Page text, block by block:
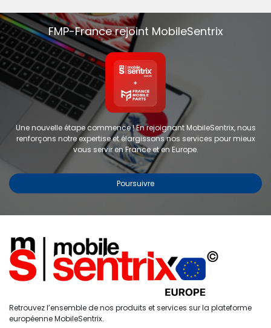
Étiquettes
Accueil Recherche
0
Compte
FMP-France rejoint MobileSentrix
Une nouvelle étape commence ! En rejoignant MobileSentrix, nous
renforçons notre expertise et élargissons nos services pour mieux
vous servir en France et en Europe.
Poursuivre
Retrouvez l’ensemble de nos produits et services sur la plateforme
européenne MobileSentrix.
Copyright © 2024 FMP-France. Tous droits réservés